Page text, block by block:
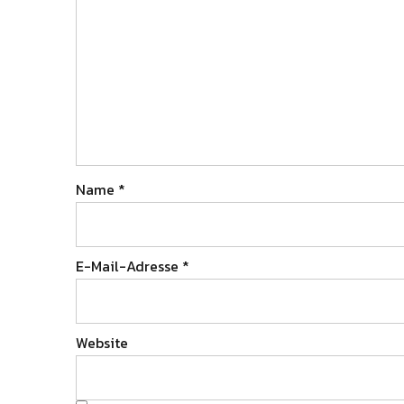
Name *
E-Mail-Adresse *
Website